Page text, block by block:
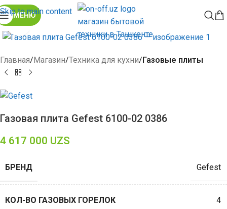
Skip to main content
МЕНЮ
Click to enlarge
Главная Магазин Техника для кухни Газовые плиты
Газовая плита Gefest 6100-02 0386
4 617 000 UZS
БРЕНД Gefest
КОЛ-ВО ГАЗОВЫХ ГОРЕЛОК 4